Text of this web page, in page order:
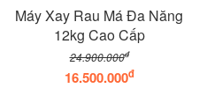
Máy Xay Rau Má Đa Năng
12kg Cao Cấp
24.900.000đ
16.500.000đ